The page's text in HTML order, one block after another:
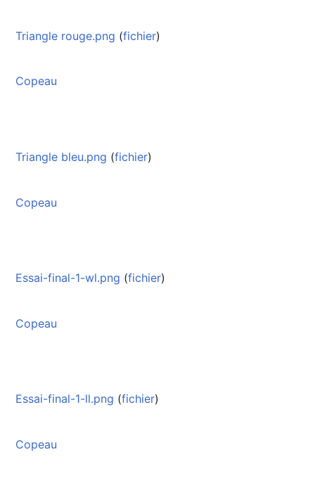
Triangle rouge.png (fichier)
Copeau
Triangle bleu.png (fichier)
Copeau
Essai-final-1-wl.png (fichier)
Copeau
Essai-final-1-ll.png (fichier)
Copeau